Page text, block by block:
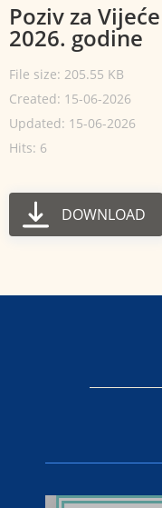
Poziv za
2026. godine
File size: 205.55 KB
Created: 15-06-2026
Updated: 15-06-2026
Hits: 6
DOWNLOAD